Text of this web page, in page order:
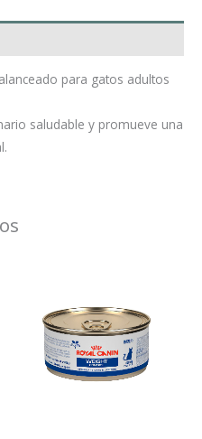
para gatos adultos
saludable y promueve una